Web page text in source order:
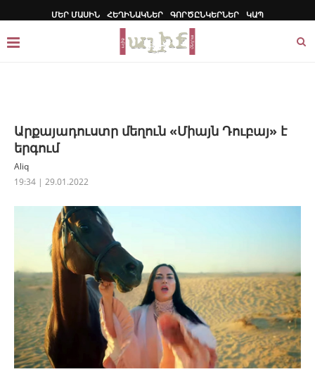
ՄԵՐ ՄԱՍԻՆ ՀԵՂԻՆԱԿՆԵՐ ԳՈՐԾԸՆԿԵՐՆԵՐ ԿԱՊ
Արքայադուստր մեղուն «Միայն Դուբայ» է
երգում
Aliq
19:34 | 29.01.2022